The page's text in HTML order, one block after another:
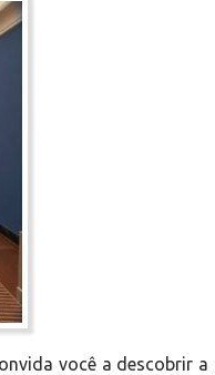
você a descobrir